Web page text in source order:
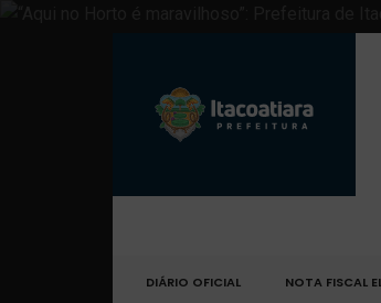
DIÁRIO OFICIAL NOTA FISCAL